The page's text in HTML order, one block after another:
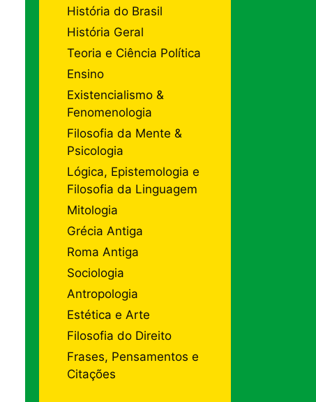
História do Brasil
História Geral
Teoria e Ciência Política
Ensino
Existencialismo &
Fenomenologia
Filosofia da Mente &
Psicologia
Lógica, Epistemologia e
Filosofia da Linguagem
Mitologia
Grécia Antiga
Roma Antiga
Sociologia
Antropologia
Estética e Arte
Filosofia do Direito
Frases, Pensamentos e
Citações